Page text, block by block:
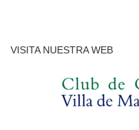
VISITA NUESTRA WEB